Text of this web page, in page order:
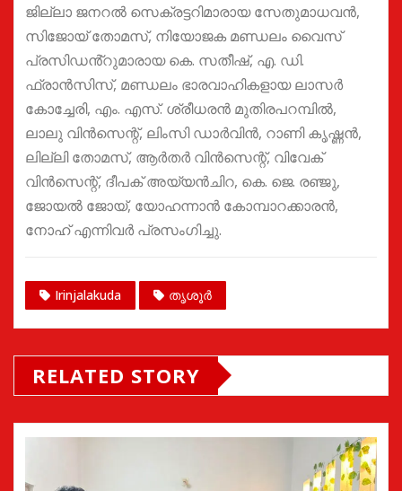
ജില്ലാ ജനറൽ സെക്രട്ടറിമാരായ സേതുമാധവൻ,
സിജോയ് തോമസ്, നിയോജക മണ്ഡലം വൈസ്
പ്രസിഡൻ്റുമാരായ കെ. സതീഷ്, എ. ഡി.
ഫ്രാൻസിസ്, മണ്ഡലം ഭാരവാഹികളായ ലാസർ
കോച്ചേരി, എം. എസ്. ശ്രീധരൻ മുതിരപറമ്പിൽ,
ലാലു വിൻസെന്റ്, ലിംസി ഡാർവിൻ, റാണി കൃഷ്ണൻ,
ലില്ലി തോമസ്, ആർതർ വിൻസെന്റ്, വിവേക്
വിൻസെന്റ്, ദീപക് അയ്യൻചിറ, കെ. ജെ. രഞ്ജു,
ജോയൽ ജോയ്, യോഹന്നാൻ കോമ്പാറക്കാരൻ,
നോഹ് എന്നിവർ പ്രസംഗിച്ചു.
Irinjalakuda തൃശൂർ
RELATED STORY